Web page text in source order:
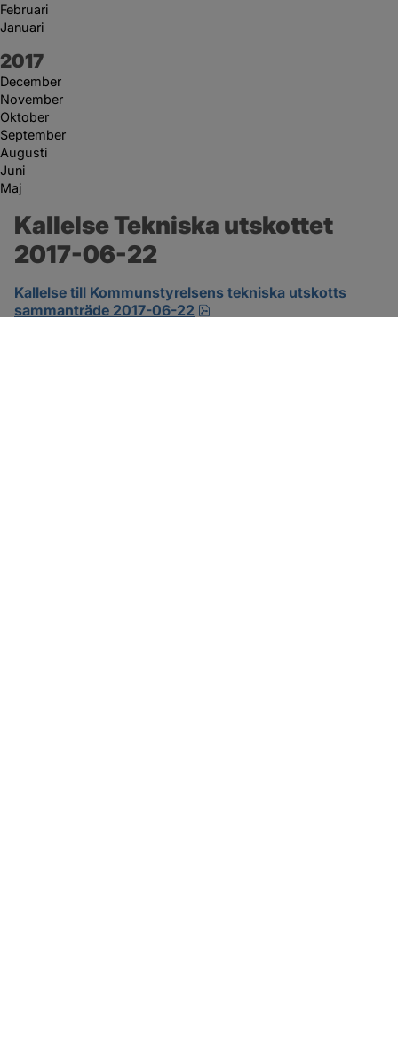
Februari
Januari
År:
2017
December
November
Oktober
September
Augusti
Juni
Maj
Kallelse Tekniska utskottet
2017-06-22
Kallelse till Kommunstyrelsens tekniska utskotts
sammanträde 2017-06-22